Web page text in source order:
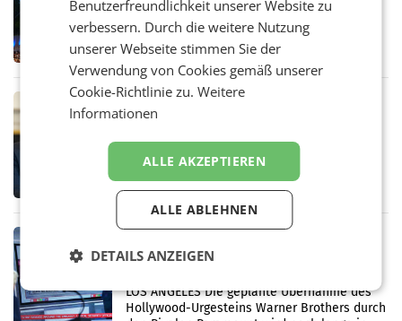
Jahren Grafenegg Festival und Peter
Simonischek
Am Sonntag, dem 9. August 2026, begleitet
Lillian Moschen das Publikum ab 9.05 Uhr
startet mit der Dokumentation „20 Jahre
Grafenegg
MARKETING & MEDIA
Stocker mit höchster Medienpräsenz
im Juli
Das APA-Comm-Politik-Ranking untersucht
monatlich die Berichterstattung von zwölf
österreichischen Tageszeitungen und
analysiert, welche Politikerinnen und
Politiker Österreichs die
Prozess zu Warner-Übernahme erst
LOS ANGELES Die geplante Übernahme des
Hollywood-Urgesteins Warner Brothers durch
Benutzerfreundlichkeit unserer Website zu
verbessern. Durch die weitere Nutzung
unserer Webseite stimmen Sie der
Verwendung von Cookies gemäß unserer
Cookie-Richtlinie zu.Weitere
Informationen
ALLE AKZEPTIEREN
ALLE ABLEHNEN
DETAILS ANZEIGEN